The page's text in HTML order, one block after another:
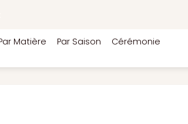
Matière Par Saison Cérémonie